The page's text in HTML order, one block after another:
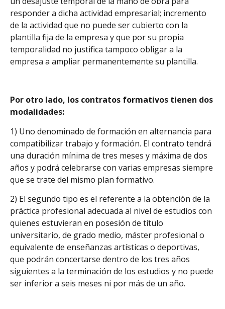
responder a dicha actividad empresarial; incremento
de la actividad que no puede ser cubierto con la
plantilla fija de la empresa y que por su propia
temporalidad no justifica tampoco obligar a la
empresa a ampliar permanentemente su plantilla.
Por otro lado, los contratos formativos tienen dos
modalidades:
1) Uno denominado de formación en alternancia para
compatibilizar trabajo y formación. El contrato tendrá
una duración mínima de tres meses y máxima de dos
años y podrá celebrarse con varias empresas siempre
que se trate del mismo plan formativo.
2) El segundo tipo es el referente a la obtención de la
práctica profesional adecuada al nivel de estudios con
quienes estuvieran en posesión de título
universitario, de grado medio, máster profesional o
equivalente de enseñanzas artísticas o deportivas,
que podrán concertarse dentro de los tres años
siguientes a la terminación de los estudios y no puede
ser inferior a seis meses ni por más de un año.